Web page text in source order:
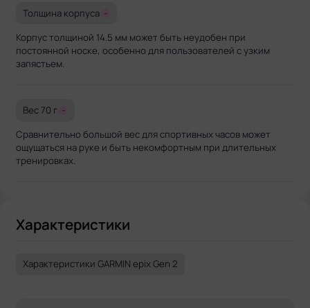
Толщина корпуса -
Корпус толщиной 14.5 мм может быть неудобен при
постоянной носке, особенно для пользователей с узким
запястьем.
Вес 70 г -
Сравнительно большой вес для спортивных часов может
ощущаться на руке и быть некомфортным при длительных
тренировках.
Характеристики
Характеристики GARMIN epix Gen 2